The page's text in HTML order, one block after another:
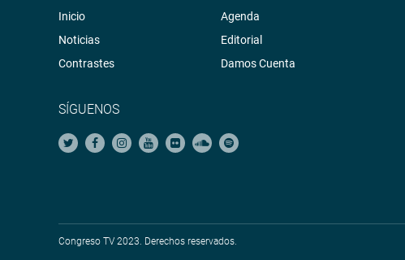
Inicio
Noticias
Contrastes
Agenda
Editorial
Damos Cuenta
SÍGUENOS
Congreso TV 2023. Derechos reservados.